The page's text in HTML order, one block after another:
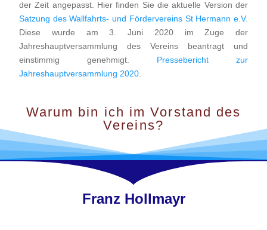
der Zeit angepasst. Hier finden Sie die aktuelle Version der
Satzung des Wallfahrts- und Fördervereins St Hermann e.V.
Diese wurde am 3. Juni 2020 im Zuge der
Jahreshauptversammlung des Vereins beantragt und
einstimmig genehmigt. Pressebericht zur
Jahreshauptversammlung 2020
Warum bin ich im Vorstand des
Vereins?
Franz Hollmayr